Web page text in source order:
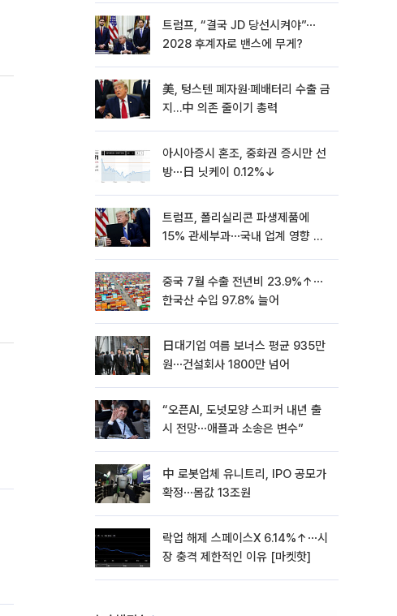
트럼프, “결국 JD 당선시켜야”⋯
2028 후계자로 밴스에 무게?
美, 텅스텐 폐자원·폐배터리 수출 금
지…中 의존 줄이기 총력
아시아증시 혼조, 중화권 증시만 선
방⋯日 닛케이 0.12%↓
트럼프, 폴리실리콘 파생제품에
15% 관세부과⋯국내 업계 영향 촉
중국 7월 수출 전년비 23.9%↑⋯
한국산 수입 97.8% 늘어
日대기업 여름 보너스 평균 935만
원⋯건설회사 1800만 넘어
“오픈AI, 도넛모양 스피커 내년 출
시 전망⋯애플과 소송은 변수”
中 로봇업체 유니트리, IPO 공모가
확정⋯몸값 13조원
락업 해제 스페이스X 6.14%↑⋯시
장 충격 제한적인 이유 [마켓핫]